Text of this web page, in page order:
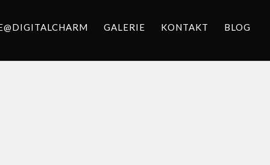
GALERIE KONTAKT BLOG